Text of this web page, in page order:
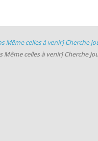
Même celles à venir] Cherche
Même celles à venir] Cherche